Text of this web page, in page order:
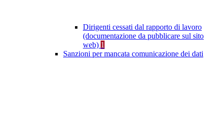
Dirigenti cessati dal rapporto di lavoro
(documentazione da pubblicare sul sito
web) 1
Sanzioni per mancata comunicazione dei dati